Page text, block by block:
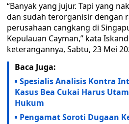
“Banyak yang jujur. Tapi yang
dan sudah terorganisir dengan
perusahaan cangkang di
Kepulauan Cayman,” kata
keterangannya, Sabtu, 23 Mei
Baca Juga:
Spesialis Analisis Kontra
Kasus Bea Cukai Harus
Hukum
Pengamat Soroti Dugaan